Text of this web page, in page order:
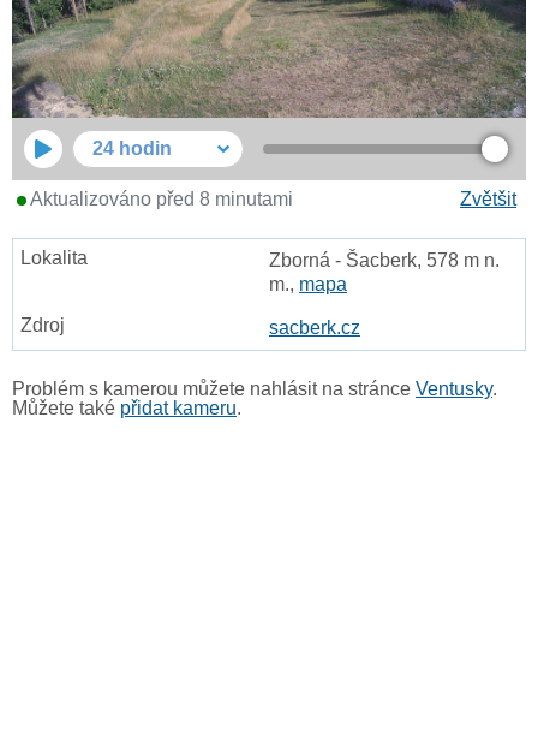
24 hodin
Zvětšit
Aktualizováno před 8 minutami
Zborná - Šacberk, 578 m n.
m., mapa
sacberk.cz
Problém s kamerou můžete nahlásit na stránce Ventusky.
Můžete také přidat kameru.